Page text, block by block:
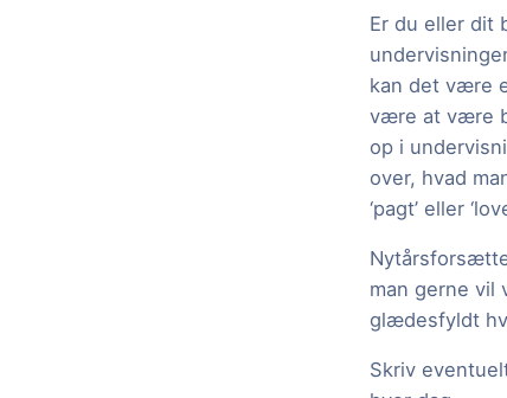
Er du eller dit
kan det være
være at være
op i
over, hvad
‘pagt’ eller
man gerne vil
glædesfyldt
Skriv